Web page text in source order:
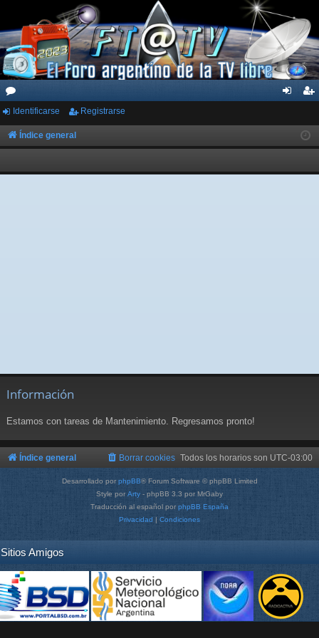
or
os
ar
ist
rs
Identificarse Registrarse
Índice general
Información
Estamos con tareas de Mantenimiento. Regresamos pronto!
Índice general Todos los horarios son UTC-03:00
Borrar cookies
Desarrollado por phpBB® Forum Software © phpBB Limited
Style por Arty - phpBB 3.3 por MrGaby
Traducción al español por phpBB España
Privacidad | Condiciones
Sitios Amigos